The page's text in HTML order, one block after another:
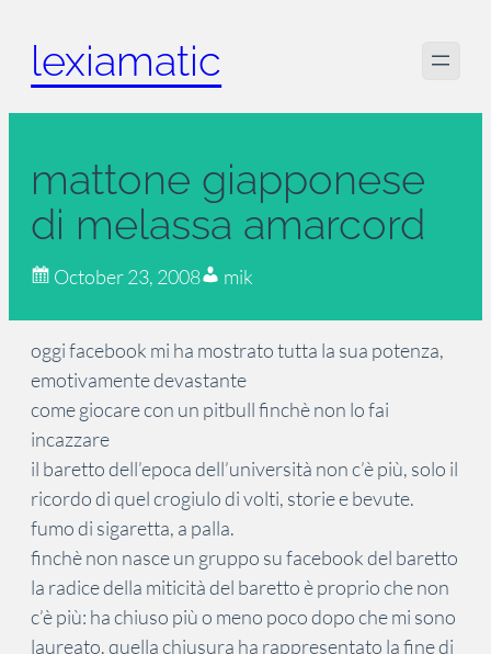
content
lexiamatic
mattone giapponese
di melassa amarcord
October 23, 2008 mik
oggi facebook mi ha mostrato tutta la sua potenza,
emotivamente devastante
come giocare con un pitbull finchè non lo fai
incazzare
il baretto dell’epoca dell’università non c’è più, solo il
ricordo di quel crogiulo di volti, storie e bevute.
fumo di sigaretta, a palla.
finchè non nasce un gruppo su facebook del baretto
la radice della miticità del baretto è proprio che non
c’è più: ha chiuso più o meno poco dopo che mi sono
laureato. quella chiusura ha rappresentato la fine di